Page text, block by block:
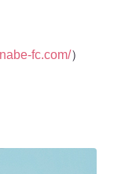
fc.com/）